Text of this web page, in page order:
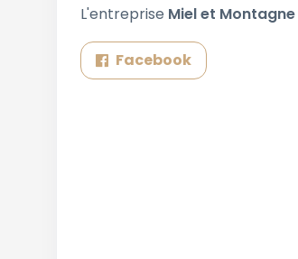
L'entreprise Miel et Montagne
Facebook